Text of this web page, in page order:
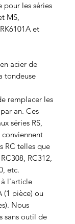
pour les séries
MS,
et
acier de
tondeuse
remplacer les
an. Ces
séries RS,
conviennent
RC telles que
RC312,
etc.
à l'article
(1 pièce) ou
Nous
sans outil de